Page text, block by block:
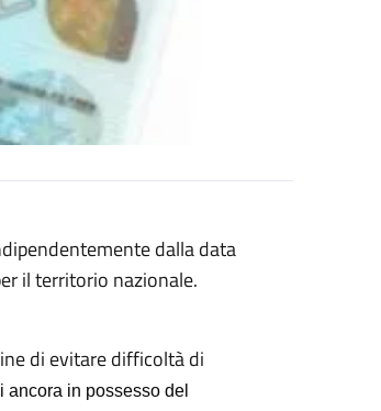
dalla data
il territorio nazionale.
di evitare difficoltà di
in possesso del